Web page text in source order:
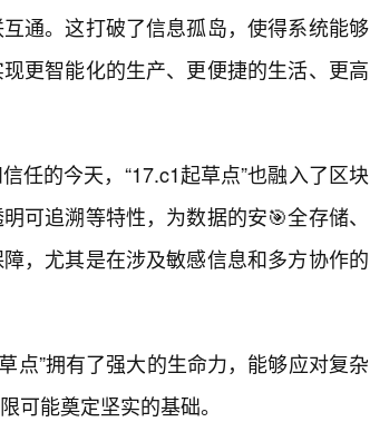
通。这打破了信息孤岛，使得系统能够
更智能化的生产、更便捷的生活、更高
任的今天，“17.c1起草点”也融入了区块
可追溯等特性，为数据的安🎯全存储、
，尤其是在涉及敏感信息和多方协作的
点”拥有了强大的生命力，能够应对复杂
可能奠定坚实的基础。